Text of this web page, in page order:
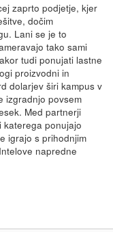
zaprto podjetje, kjer
dočim
Lani se je to
tako sami
tudi ponujati lastne
proizvodni in
dolarjev širi kampus v
izgradnjo povsem
Med partnerji
katerega ponujajo
igrajo s prihodnjim
napredne